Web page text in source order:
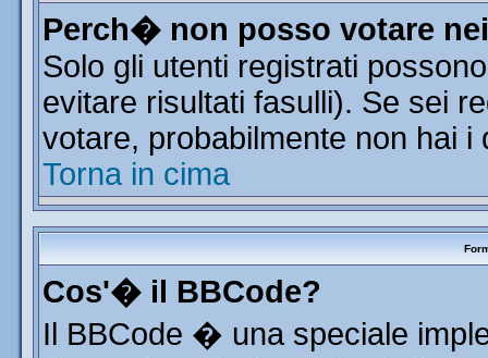
Perch� non posso votare
Solo gli utenti registrati
evitare risultati fasulli). Se sei
votare, probabilmente non hai
Torna in cima
Cos'� il BBCode?
Il BBCode � una speciale